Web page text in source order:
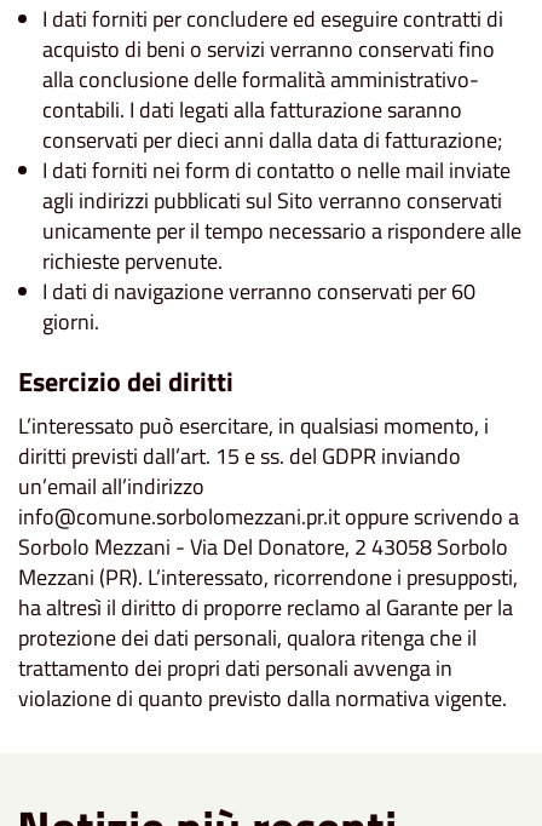
I dati forniti per concludere ed eseguire contratti di
acquisto di beni o servizi verranno conservati fino
alla conclusione delle formalità amministrativo-
contabili. I dati legati alla fatturazione saranno
conservati per dieci anni dalla data di fatturazione;
I dati forniti nei form di contatto o nelle mail inviate
agli indirizzi pubblicati sul Sito verranno conservati
unicamente per il tempo necessario a rispondere alle
richieste pervenute.
I dati di navigazione verranno conservati per 60
giorni.
Esercizio dei diritti
L’interessato può esercitare, in qualsiasi momento, i
diritti previsti dall’art. 15 e ss. del GDPR inviando
un’email all’indirizzo
info@comune.sorbolomezzani.pr.it oppure scrivendo a
Sorbolo Mezzani - Via Del Donatore, 2 43058 Sorbolo
Mezzani (PR). L’interessato, ricorrendone i presupposti,
ha altresì il diritto di proporre reclamo al Garante per la
protezione dei dati personali, qualora ritenga che il
trattamento dei propri dati personali avvenga in
violazione di quanto previsto dalla normativa vigente.